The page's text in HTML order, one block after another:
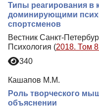
Типы реагирования в
доминирующими
спортсменов
Вестник Санкт-
Психология (2018. Том
340
Кашапов М.М.
Роль творческого
объяснении